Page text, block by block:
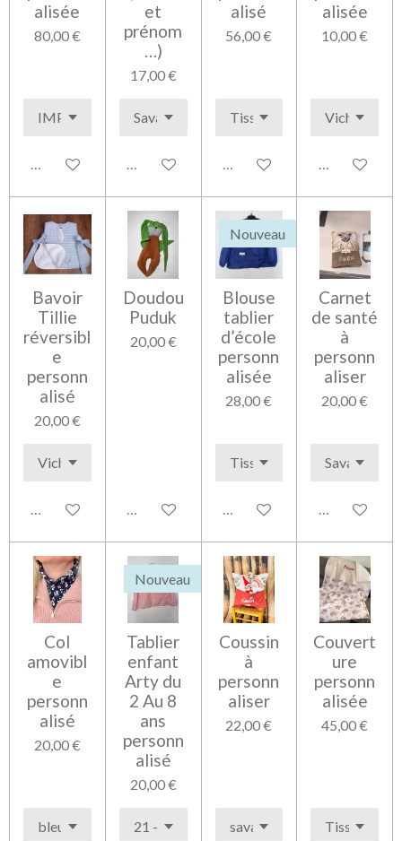
alisée
80,00 €
Voir les détails
et
prénom
…)
17,00 €
Voir les détails
alisé
56,00 €
Voir les détails
alisée
10,00 €
Voir les
Bavoir
Tillie
réversibl
e
personn
alisé
20,00 €
Voir les détails
Doudou
Puduk
20,00 €
Ajouter au panier
Nouveau
Blouse
tablier
d’école
personn
alisée
28,00 €
Voir les détails
Carnet
de santé
à
personn
aliser
20,00 €
Voir les
Col
amovibl
e
personn
alisé
20,00 €
Nouveau
Tablier
enfant
Arty du
2 Au 8
ans
personn
alisé
20,00 €
Coussin
à
personn
aliser
22,00 €
Couvert
ure
personn
alisée
45,00 €